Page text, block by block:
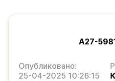
А27-
Опубликовано:
25-04-2025 10:26:15